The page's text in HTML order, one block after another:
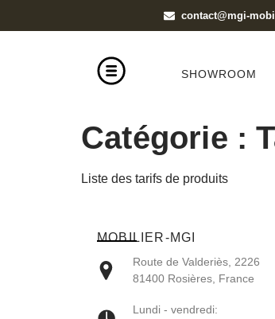
contact@mgi-
SHOWROOM
Catégorie :
Liste des tarifs de produits
MOBILIER-MGI
Route de Valderiès, 2226
81400 Rosières, France
Lundi - vendredi: